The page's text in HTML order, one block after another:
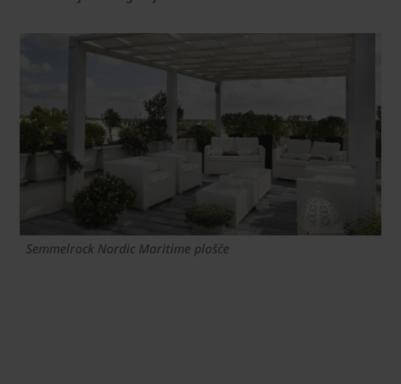
Semmelrock Nordic Maritime plošče